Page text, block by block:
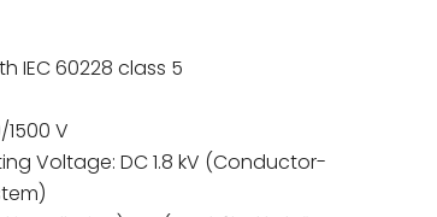
IEC 60228class 5
V
Voltage: DC 1.8 kV (Conductor-
)